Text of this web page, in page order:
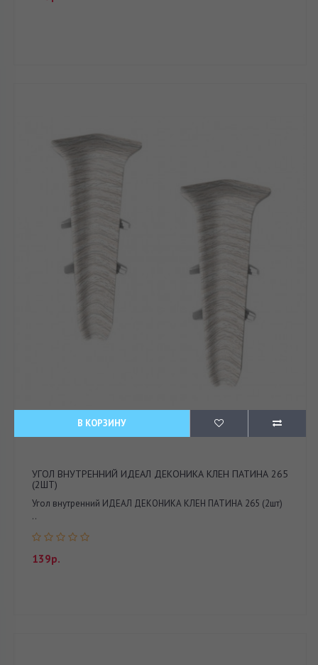
В КОРЗИНУ
УГОЛ ВНУТРЕННИЙ ИДЕАЛ ДЕКОНИКА КЛЕН ПАТИНА 265
(2ШТ)
Угол внутренний ИДЕАЛ ДЕКОНИКА КЛЕН ПАТИНА 265 (2шт)
..
139р.